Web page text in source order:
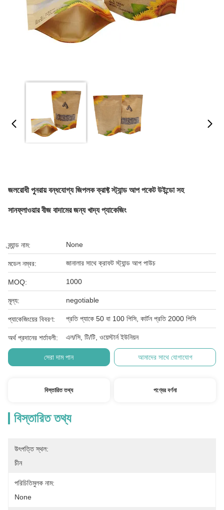
জলরোধী পুনরায় বন্ধযোগ্য জিপলক ক্রাফ্ট স্ট্যান্ড আপ পকেট উইন্ডো সহ
সানফ্লাওয়ার বীজ বাদামের জন্য খাদ্য প্যাকেজিং
ব্র্যান্ড নাম: None
মডেল নম্বর: জানালার সাথে ক্রাফট স্ট্যান্ড আপ পাউচ
MOQ: 1000
মূল্য: negotiable
প্যাকেজিংয়ের বিবরণ: প্রতি প্যাকে 50 বা 100 পিসি, কার্টন প্রতি 2000 পিসি
অর্থ প্রদানের শর্তাবলী: এল/সি, টি/টি, ওয়েস্টার্ন ইউনিয়ন
সেরা দাম পান আমাদের সাথে যোগাযোগ
বিস্তারিত তথ্য পণ্যের বর্ণনা
বিস্তারিত তথ্য
উৎপত্তি স্থল:
চীন
পরিচিতিমুলক নাম:
None